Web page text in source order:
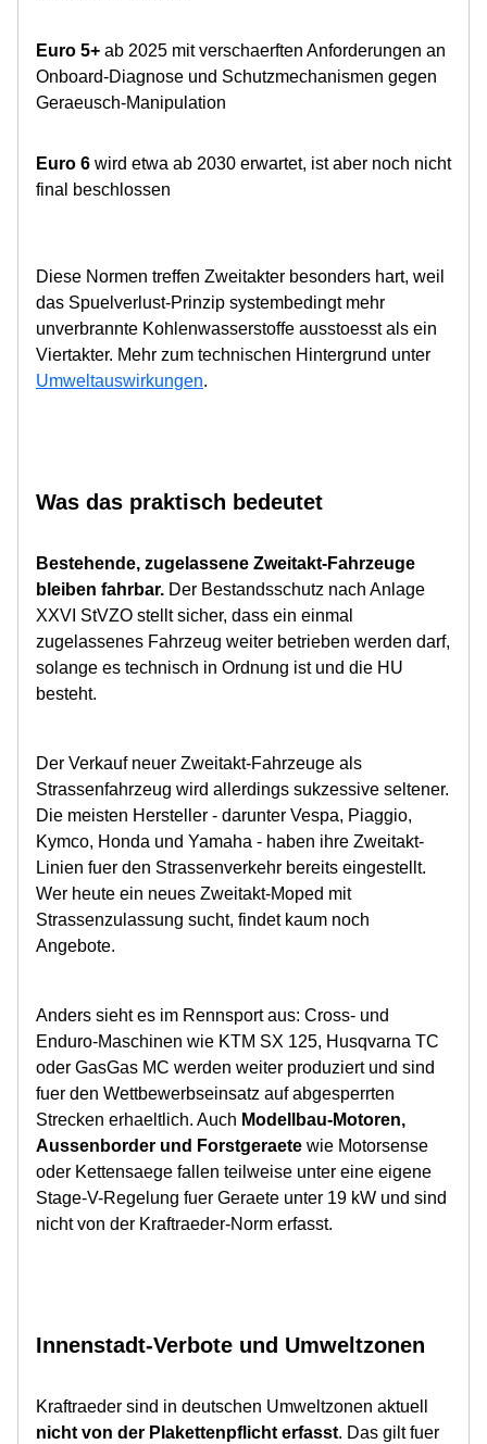
Euro 5+ ab 2025 mit verschaerften Anforderungen an
Onboard-Diagnose und Schutzmechanismen gegen
Geraeusch-Manipulation
Euro 6 wird etwa ab 2030 erwartet, ist aber noch nicht
final beschlossen
Diese Normen treffen Zweitakter besonders hart, weil
das Spuelverlust-Prinzip systembedingt mehr
unverbrannte Kohlenwasserstoffe ausstoesst als ein
Viertakter. Mehr zum technischen Hintergrund unter
Umweltauswirkungen.
Was das praktisch bedeutet
Bestehende, zugelassene Zweitakt-Fahrzeuge
bleiben fahrbar. Der Bestandsschutz nach Anlage
XXVI StVZO stellt sicher, dass ein einmal
zugelassenes Fahrzeug weiter betrieben werden darf,
solange es technisch in Ordnung ist und die HU
besteht.
Der Verkauf neuer Zweitakt-Fahrzeuge als
Strassenfahrzeug wird allerdings sukzessive seltener.
Die meisten Hersteller - darunter Vespa, Piaggio,
Kymco, Honda und Yamaha - haben ihre Zweitakt-
Linien fuer den Strassenverkehr bereits eingestellt.
Wer heute ein neues Zweitakt-Moped mit
Strassenzulassung sucht, findet kaum noch
Angebote.
Anders sieht es im Rennsport aus: Cross- und
Enduro-Maschinen wie KTM SX 125, Husqvarna TC
oder GasGas MC werden weiter produziert und sind
fuer den Wettbewerbseinsatz auf abgesperrten
Strecken erhaeltlich. Auch Modellbau-Motoren,
Aussenborder und Forstgeraete wie Motorsense
oder Kettensaege fallen teilweise unter eine eigene
Stage-V-Regelung fuer Geraete unter 19 kW und sind
nicht von der Kraftraeder-Norm erfasst.
Innenstadt-Verbote und Umweltzonen
Kraftraeder sind in deutschen Umweltzonen aktuell
nicht von der Plakettenpflicht erfasst. Das gilt fuer